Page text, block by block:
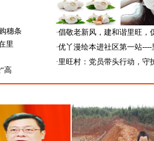
穗条
里
高
·倡敬老新风，建和谐里旺，
·优丫漫绘本进社区第一站----
·里旺村：党员带头行动，守